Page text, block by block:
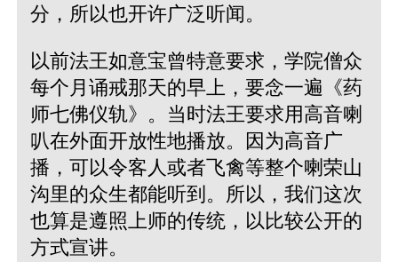
分，所以也开许广泛听闻。
以前法王如意宝曾特意要求，学院僧众
每个月诵戒那天的早上，要念一遍《药
师七佛仪轨》。当时法王要求用高音喇
叭在外面开放性地播放。因为高音广
播，可以令客人或者飞禽等整个喇荣山
沟里的众生都能听到。所以，我们这次
也算是遵照上师的传统，以比较公开的
方式宣讲。